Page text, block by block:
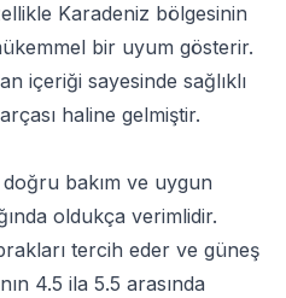
Karadeniz bölgesinin
bir uyum gösterir.
içeriği sayesinde sağlıklı
haline gelmiştir.
bakım ve uygun
oldukça verimlidir.
tercih eder ve güneş
4.5 ila 5.5 arasında